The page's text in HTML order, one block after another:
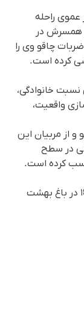
راحلە
همسرش در
چاقو وی را
کرده است.
خانوادگی،
واقعیت،
از مربیان این
در سطح
پیکر این زن جوان روز یکشنبە ١٣ مهرماه ١٤٠٤ در باغ بهشت